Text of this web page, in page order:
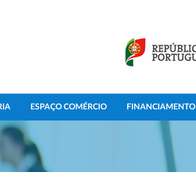
ESPAÇO COMÉRCIO FINANCIAMENTO